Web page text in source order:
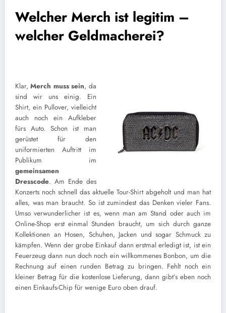
Welcher Merch ist legitim –
welcher Geldmacherei?
Klar,Merch muss sein, da
sind wir uns einig. Ein
Shirt, ein Pullover, vielleicht
auch noch ein Aufkleber
fürs Auto. Schon ist man
gerüstet für den
uniformierten Auftritt im
Publikum im
gemeinsamen
Dresscode. Am Ende des
Konzerts noch schnell das aktuelle Tour-Shirt abgeholt und man hat
alles, was man braucht. So ist zumindest das Denken vieler Fans.
Umso verwunderlicher ist es, wenn man am Stand oder auch im
Online-Shop erst einmal Stunden braucht, um sich durch ganze
Kollektionen an Hosen, Schuhen, Jacken und sogar Schmuck zu
kämpfen. Wenn der grobe Einkauf dann erstmal erledigt ist, ist ein
Feuerzeug dann nun doch noch ein willkommenes Bonbon, um die
Rechnung auf einen runden Betrag zu bringen. Fehlt noch ein
kleiner Betrag für die kostenlose Lieferung, dann gibt’s eben noch
einen Einkaufs-Chip für wenige Euro oben drauf.